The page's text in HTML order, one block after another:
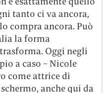
tanto ci va ancora,
compra ancora. Può
la forma
Oggi negli
a caso – Nicole
come attrice di
anche qui da